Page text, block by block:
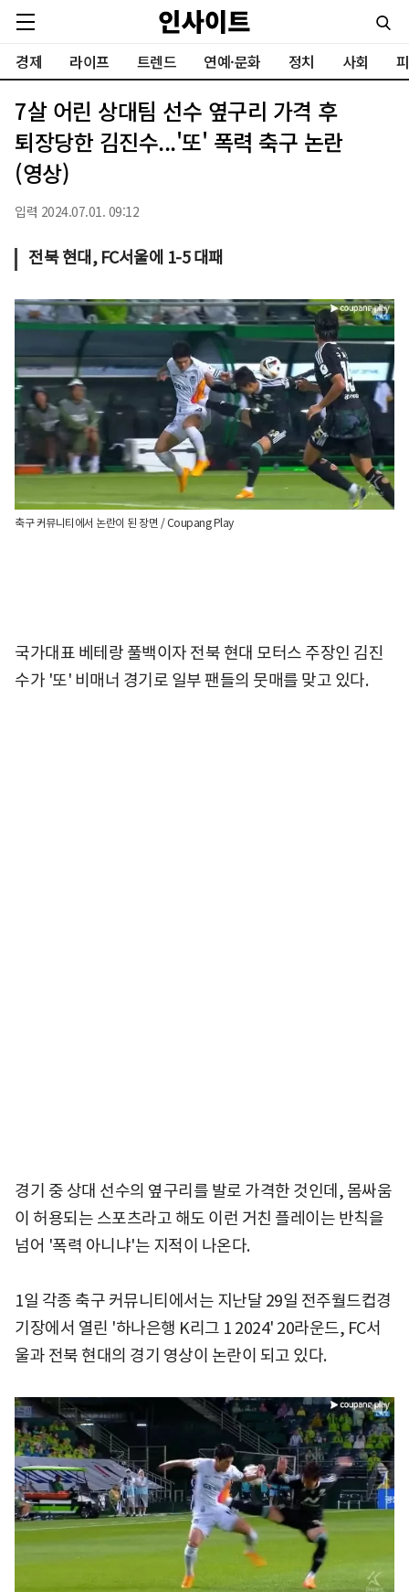
경제 라이프 트렌드 연예·문화 정치 사회
7살 어린 상대팀 선수 옆구리 가격 후
퇴장당한 김진수...'또' 폭력 축구 논란
(영상)
입력 2024.07.01. 09:12
전북 현대, FC서울에 1-5 대패
축구 커뮤니티에서 논란이 된 장면 / Coupang Play
국가대표 베테랑 풀백이자 전북 현대 모터스 주장인 김진
수가 '또' 비매너 경기로 일부 팬들의 뭇매를 맞고 있다.
경기 중 상대 선수의 옆구리를 발로 가격한 것인데, 몸싸움
이 허용되는 스포츠라고 해도 이런 거친 플레이는 반칙을
넘어 '폭력 아니냐'는 지적이 나온다.
1일 각종 축구 커뮤니티에서는 지난달 29일 전주월드컵경
기장에서 열린 '하나은행 K리그 1 2024' 20라운드, FC서
울과 전북 현대의 경기 영상이 논란이 되고 있다.